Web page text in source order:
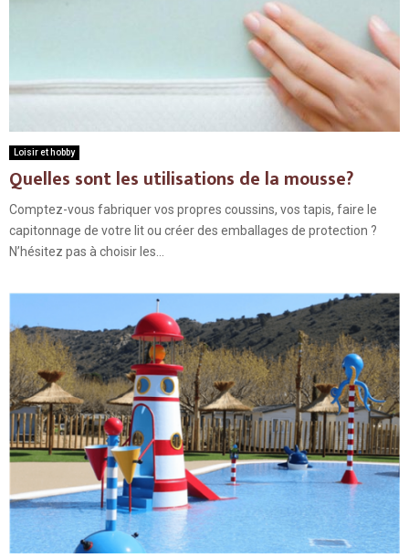
Loisir et hobby
Quelles sont les utilisations de la mousse?
Comptez-vous fabriquer vos propres coussins, vos tapis, faire le
capitonnage de votre lit ou créer des emballages de protection ?
N’hésitez pas à choisir les...